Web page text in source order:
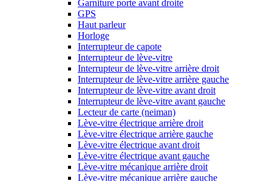
Garniture porte avant droite
GPS
Haut parleur
Horloge
Interrupteur de capote
Interrupteur de lève-vitre
Interrupteur de lève-vitre arrière droit
Interrupteur de lève-vitre arrière gauche
Interrupteur de lève-vitre avant droit
Interrupteur de lève-vitre avant gauche
Lecteur de carte (neiman)
Lève-vitre électrique arrière droit
Lève-vitre électrique arrière gauche
Lève-vitre électrique avant droit
Lève-vitre électrique avant gauche
Lève-vitre mécanique arrière droit
Lève-vitre mécanique arrière gauche